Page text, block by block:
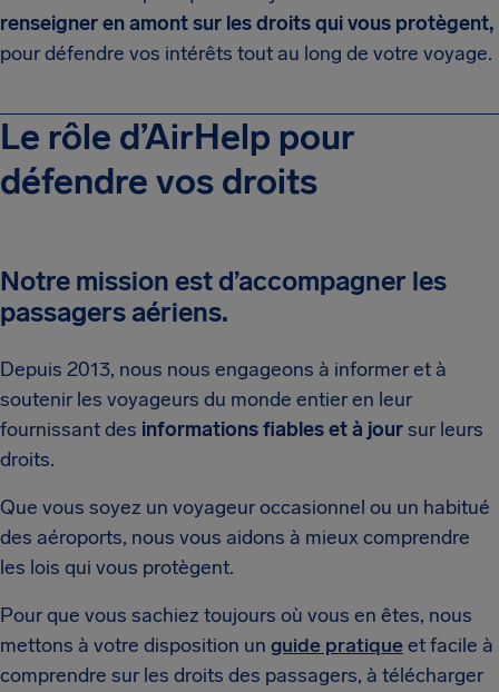
renseigner en amont sur les droits qui vous protègent,
pour défendre vos intérêts tout au long de votre voyage.
Le rôle d’AirHelp pour
défendre vos droits
Notre mission est d’accompagner les
passagers aériens.
Depuis 2013, nous nous engageons à informer et à
soutenir les voyageurs du monde entier en leur
fournissant des informations fiables et à joursur leurs
droits.
Que vous soyez un voyageur occasionnel ou un habitué
des aéroports, nous vous aidons à mieux comprendre
les lois qui vous protègent.
Pour que vous sachiez toujours où vous en êtes, nous
mettons à votre disposition un guide pratiqueet facile à
comprendre sur les droits des passagers, à télécharger